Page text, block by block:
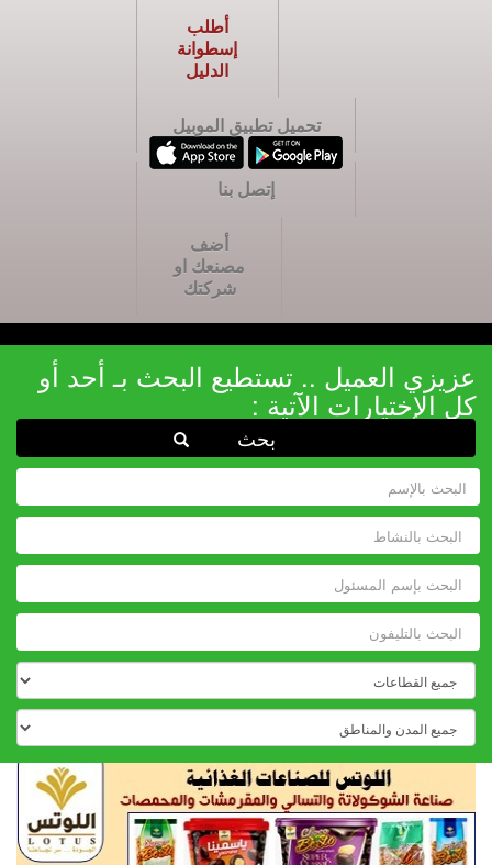
أطلب
إسطوانة
الدليل
تحميل تطبيق الموبيل
إتصل بنا
أضف
مصنعك او
شركتك
عزيزي العميل .. تستطيع البحث بـ أحد أو
كل الإختيارات الآتية :